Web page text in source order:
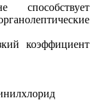
коэффициент